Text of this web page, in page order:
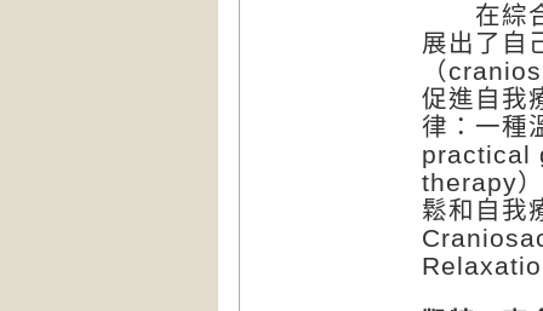
在綜合
展出了自
（
促進自我
律：一種
practical
therapy
鬆和自我